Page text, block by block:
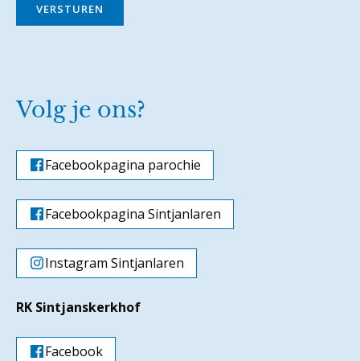
VERSTUREN
Volg je ons?
Facebookpagina parochie
Facebookpagina Sintjanlaren
Instagram Sintjanlaren
RK Sintjanskerkhof
Facebook